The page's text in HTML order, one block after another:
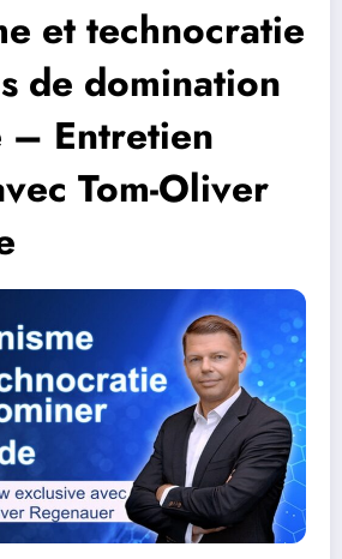
et technocratie
de domination
– Entretien
Tom-Oliver